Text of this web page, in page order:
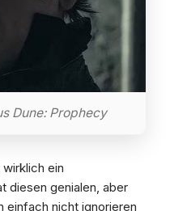
Dune: Prophecy
ein
diesen genialen, aber
einfach nicht ignorieren